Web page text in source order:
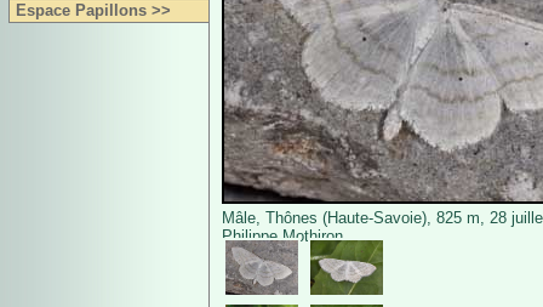
Espace Papillons >>
Mâle, Thônes (Haute-Savoie), 825 m, 28
Philippe Mothiron.